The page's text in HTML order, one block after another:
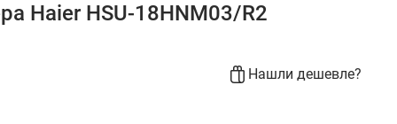
Haier HSU-18HNM03/R2
Нашли дешевле?